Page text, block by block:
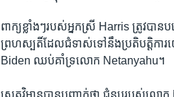
ពាក្យ​ខ្លាំងៗ​របស់​អ្នកស្រី Harris ត្រូវ​បាន​
ព្រហស្បតិ៍​ដែល​ជំទាស់​ទៅនឹង​ប្រតិបត្តិកា
Biden ឈប់​គាំទ្រ​លោក Netanyahu។